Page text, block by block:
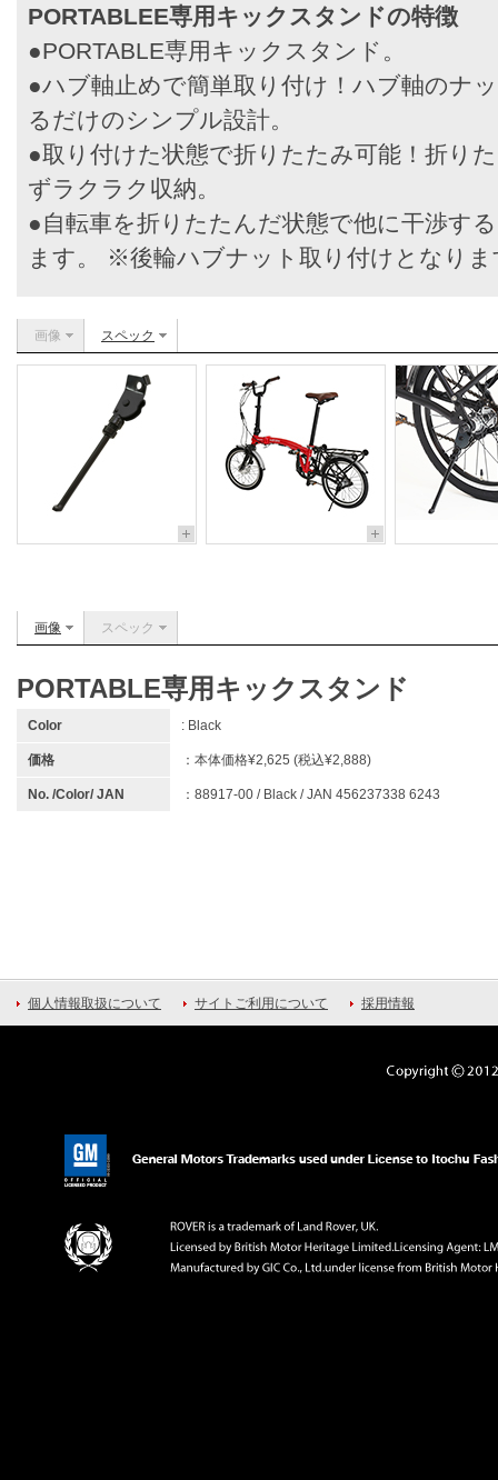
PORTABLEE専用キックスタンドの特徴
●PORTABLE専用キックスタンド。
●ハブ軸止めで簡単取り付け！ハブ軸のナ
るだけのシンプル設計。
●取り付けた状態で折りたたみ可能！折り
ずラクラク収納。
●自転車を折りたたんだ状態で他に干渉す
ます。 ※後輪ハブナット取り付けとなりま
画像 スペック
画像 スペック
PORTABLE専用キックスタンド
Color : Black
価格 ：本体価格¥2,625 (税込¥2,888)
No. /Color/ JAN ：88917-00 / Black / JAN 456237338 6243
個人情報取扱について サイトご利用について 採用情報